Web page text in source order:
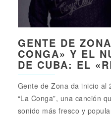
GENTE DE
CONGA» Y EL
DE CUBA: EL
Gente de Zona da inicio al
“La Conga”, una canción
sonido más fresco y